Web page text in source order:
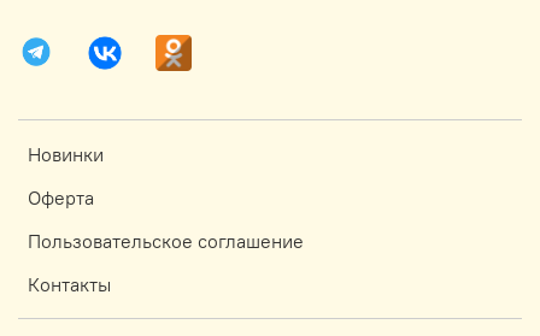
Новинки
Оферта
Пользовательское соглашение
Контакты